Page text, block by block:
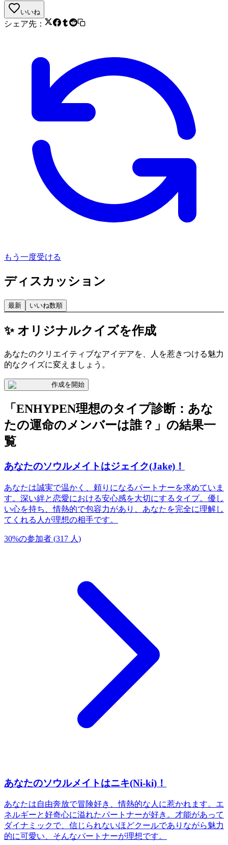
いいね
シェア先：
もう一度受ける
ディスカッション
最新 いいね数順
✨ オリジナルクイズを作成
あなたのクリエイティブなアイデアを、人を惹きつける魅力
的なクイズに変えましょう。
作成を開始
「ENHYPEN理想のタイプ診断：あな
たの運命のメンバーは誰？」の結果一
覧
あなたのソウルメイトはジェイク(Jake)！
あなたは誠実で温かく、頼りになるパートナーを求めていま
す。深い絆と恋愛における安心感を大切にするタイプ。優し
い心を持ち、情熱的で包容力があり、あなたを完全に理解し
てくれる人が理想の相手です。
30%の参加者 (317 人 )
あなたのソウルメイトはニキ(Ni-ki)！
あなたは自由奔放で冒険好き、情熱的な人に惹かれます。エ
ネルギーと好奇心に溢れたパートナーが好き。才能があって
ダイナミックで、信じられないほどクールでありながら魅力
的に可愛い、そんなパートナーが理想です。